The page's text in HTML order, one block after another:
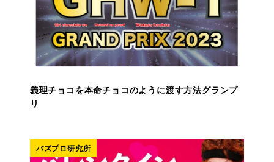
義理チョコを本命チョコのように渡す方法グランプ
リ
バズプロ研究所